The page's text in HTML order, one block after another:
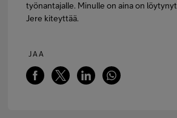
työnantajalle. Minulle on aina on
Jere kiteyttää.
JAA